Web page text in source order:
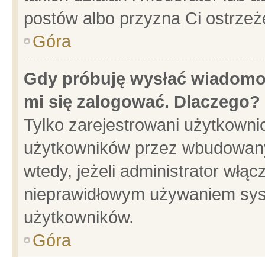
postów albo przyzna Ci
Góra
Gdy próbuję wysłać
mi się zalogować. Dlaczego?
Tylko zarejestrowani
użytkowników przez
wtedy, jeżeli administrator
nieprawidłowym używaniem
użytkowników.
Góra